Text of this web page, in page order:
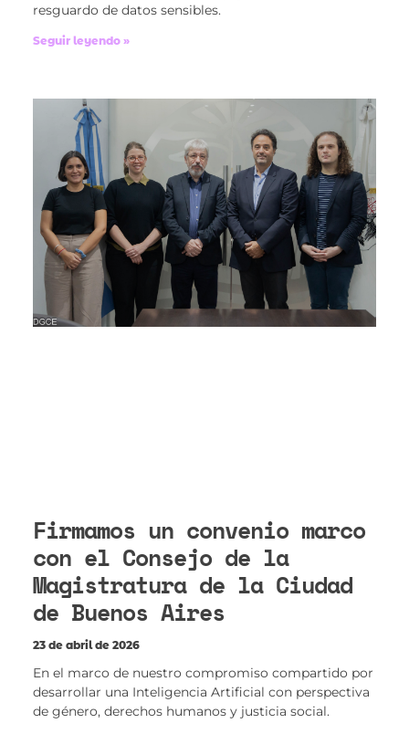
resguardo de datos sensibles.
Seguir leyendo »
Firmamos un convenio marco
con el Consejo de la
Magistratura de la Ciudad
de Buenos Aires
23 de abril de 2026
En el marco de nuestro compromiso compartido por
desarrollar una Inteligencia Artificial con perspectiva
de género, derechos humanos y justicia social.